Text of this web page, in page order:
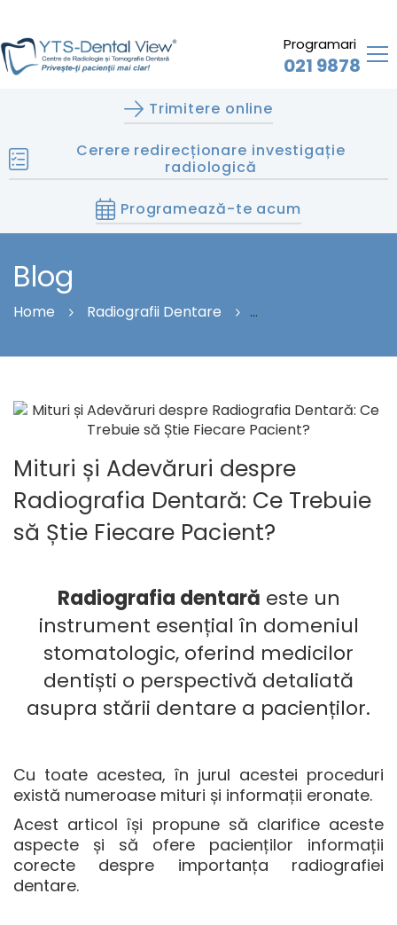
Programari
021 9878
Trimitere online
Cerere redirecționare investigație
radiologică
Programează-te acum
Blog
Home
Radiografii Dentare
Trebuie Să Știe Fiecare Pacient?
Mituri și Adevăruri despre
Radiografia Dentară: Ce Trebuie
să Știe Fiecare Pacient?
Radiografia dentară este un
instrument esențial în domeniul
stomatologic, oferind medicilor
dentiști o perspectivă detaliată
asupra stării dentare a pacienților.
Cu toate acestea, în jurul acestei proceduri
există numeroase mituri și informații eronate.
Acest articol își propune să clarifice aceste
aspecte și să ofere pacienților informații
corecte despre importanța radiografiei
dentare.